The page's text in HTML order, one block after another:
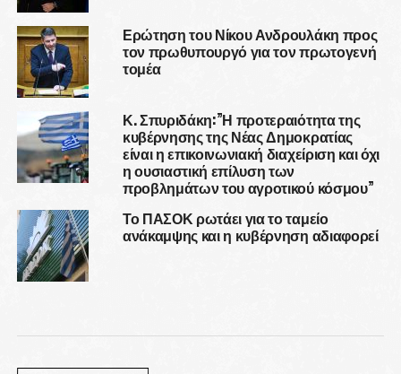
Ερώτηση του Νίκου Ανδρουλάκη προς
τον πρωθυπουργό για τον πρωτογενή
τομέα
Κ. Σπυριδάκη:”Η προτεραιότητα της
κυβέρνησης της Νέας Δημοκρατίας
είναι η επικοινωνιακή διαχείριση και όχι
η ουσιαστική επίλυση των
προβλημάτων του αγροτικού κόσμου”
Το ΠΑΣΟΚ ρωτάει για το ταμείο
ανάκαμψης και η κυβέρνηση αδιαφορεί